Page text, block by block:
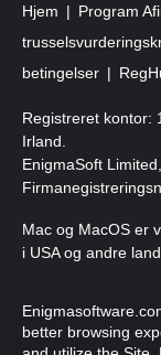
Hjem Program
betingelser
Registreret kontor:
Irland.
EnigmaSoft
Mac og MacOS er
i USA og andre
forbeholdes.
better browsing